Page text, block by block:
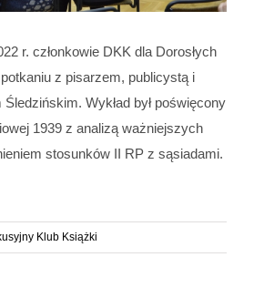
r. członkowie DKK dla Dorosłych
z pisarzem, publicystą i
Wykład był poświęcony
1939 z analizą ważniejszych
stosunków II RP z sąsiadami.
Klub Książki